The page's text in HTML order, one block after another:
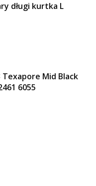
długi kurtka L
Texapore Mid Black
6055